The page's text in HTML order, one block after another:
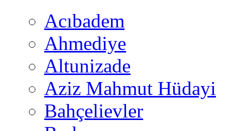
Acıbadem
Ahmediye
Altunizade
Aziz Mahmut Hüdayi
Bahçelievler